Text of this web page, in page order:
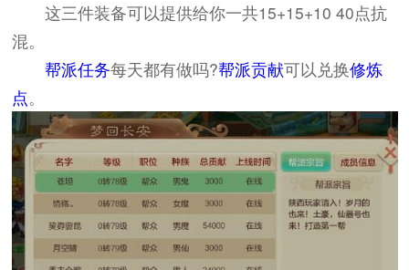
这三件装备可以提供给你一共15+15+10 40点抗
混。
帮派任务每天都有做吗?帮派贡献可以兑换修炼
点。